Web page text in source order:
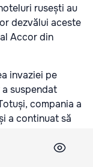
rusești au
dezvălui aceste
Accor din
invaziei pe
suspendat
compania a
a continuat să
Novotel și
de a